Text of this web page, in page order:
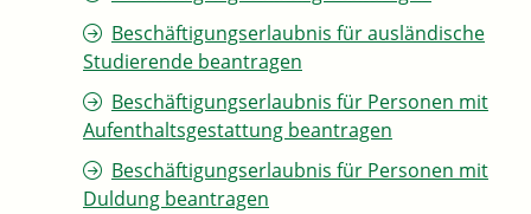
Beschäftigungserlaubnis für ausländische
Studierende beantragen
Beschäftigungserlaubnis für Personen mit
Aufenthaltsgestattung beantragen
Beschäftigungserlaubnis für Personen mit
Duldung beantragen